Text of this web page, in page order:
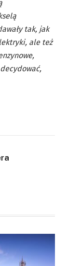
tak, jak
ale też